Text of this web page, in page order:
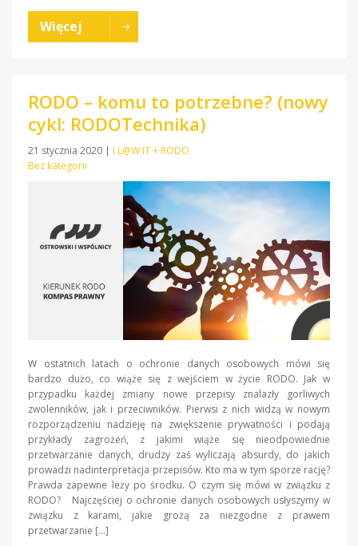
Więcej
RODO – komu to potrzebne? (nowy
cykl: RODOTechnika)
21 stycznia 2020 | I L@W IT + RODO
Bez kategorii
W ostatnich latach o ochronie danych osobowych mówi się
bardzo dużo, co wiąże się z wejściem w życie RODO. Jak w
przypadku każdej zmiany nowe przepisy znalazły gorliwych
zwolenników, jak i przeciwników. Pierwsi z nich widzą w nowym
rozporządzeniu nadzieję na zwiększenie prywatności i podają
przykłady zagrożeń, z jakimi wiąże się nieodpowiednie
przetwarzanie danych, drudzy zaś wyliczają absurdy, do jakich
prowadzi nadinterpretacja przepisów. Kto ma w tym sporze rację?
Prawda zapewne leży po środku. O czym się mówi w związku z
RODO? Najczęściej o ochronie danych osobowych usłyszymy w
związku z karami, jakie grożą za niezgodne z prawem
przetwarzanie […]